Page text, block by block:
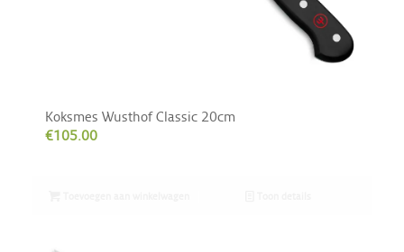
Koksmes Wusthof Classic 20cm
€105.00